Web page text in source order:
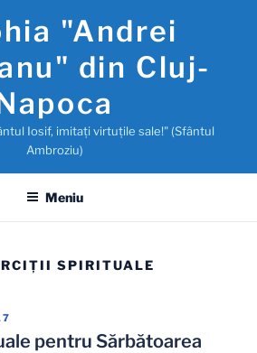
"Andrei
din Cluj-
Iosif, imitaţi virtuţile sale!" (Sfântul
Ambroziu)
Meniu
SPIRITUALE
pentru Sărbătoarea